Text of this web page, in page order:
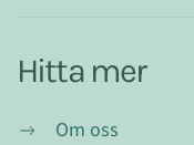
Hitta mer
Om oss